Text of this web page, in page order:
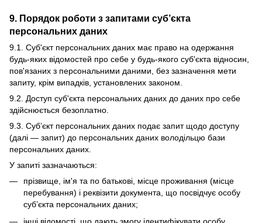
9. Порядок роботи з запитами суб’єкта
персональних даних
9.1. Суб'єкт персональних даних має право на одержання
будь-яких відомостей про себе у будь-якого суб'єкта відносин,
пов'язаних з персональними даними, без зазначення мети
запиту, крім випадків, установлених законом.
9.2. Доступ суб'єкта персональних даних до даних про себе
здійснюється безоплатно.
9.3. Суб’єкт персональних даних подає запит щодо доступу
(далі — запит) до персональних даних володільцю бази
персональних даних.
У запиті зазначаються:
прізвище, ім'я та по батькові, місце проживання (місце
перебування) і реквізити документа, що посвідчує особу
суб’єкта персональних даних;
інші відомості, що дають змогу ідентифікувати особу